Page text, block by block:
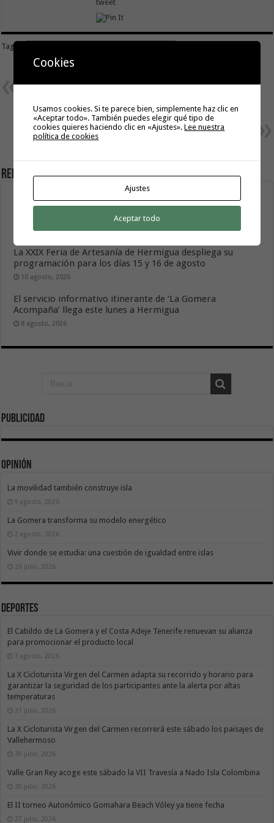
tweet
Tags
turísticos
Curbelo y Aguiar clausuran la
Related Articles
El Cabildo rebaja a grado 0 las medidas preventivas por
riesgo de incendios forestales
10 agosto, 2026
La XXIX Feria de Artesanía de Hermigua despliega su
programación para los días 15 y 16 de agosto
10 agosto, 2026
El servicio informativo itinerante de ‘La Gomera
Acompaña’ llega este lunes a Hermigua
8 agosto, 2026
Publicidad
Opinión
La movilidad también construye isla
9 agosto, 2026
La Gomera transforma su modelo energético
2 agosto, 2026
Vivir donde se estudia: una cuestión de igualdad entre islas
26 julio, 2026
Deportes
El Cabildo de La Gomera y el Costa Adeje Tenerife renuevan su alianza
para promocionar el producto local
3 agosto, 2026
La X Cicloturista Virgen del Carmen adapta su recorrido y horario para
garantizar la seguridad de los participantes ante la alerta por altas
temperaturas
31 julio, 2026
La X Cicloturista Virgen del Carmen recorrerá este sábado los paisajes de
Vallehermoso
30 julio, 2026
Valle Gran Rey acoge este sábado la VII Travesía a Nado Isla Colombina
30 julio, 2026
El II torneo Autonómico Gomahara Beach Vóley ya tiene fecha
27 julio, 2026
Cookies
Usamos cookies. Si te parece bien, simplemente haz clic en
«Aceptar todo». También puedes elegir qué tipo de
cookies quieres haciendo clic en «Ajustes».Lee nuestra
política de cookies
Ajustes
Aceptar todo